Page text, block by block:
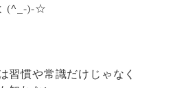
(^_-)-☆
習慣や常識だけじゃなく